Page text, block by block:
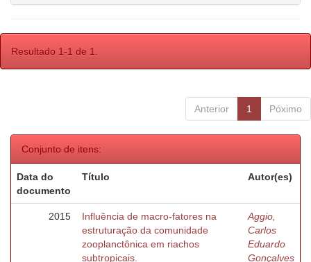
Resultado 1-1 de 1.
Anterior 1 Póximo
Conjunto de itens:
Data do
documento
Título Autor(es)
2015
Influência de macro-fatores na
estruturação da comunidade
zooplanctônica em riachos
subtropicais.
Aggio,
Carlos
Eduardo
Gonçalves